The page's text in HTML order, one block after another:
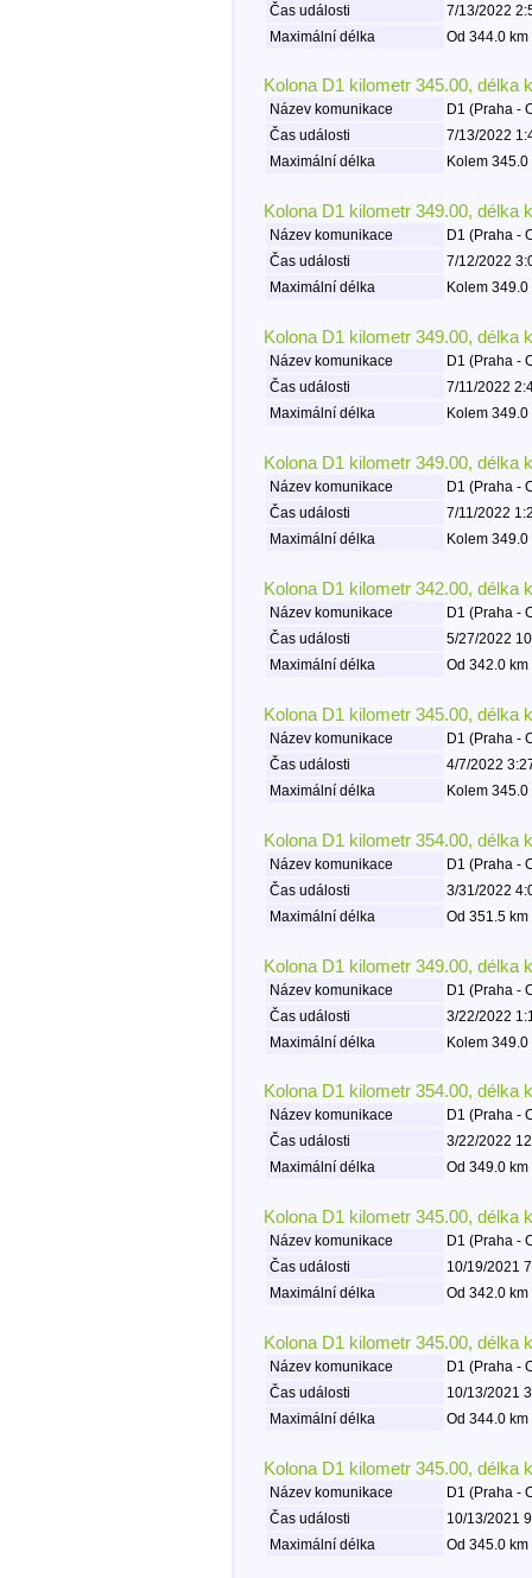
Čas události
7/13/2022
Maximální délka
Od 344.0
Kolona D1 kilometr 345.00, délka
Název komunikace
D1 (Praha -
Čas události
7/13/2022
Maximální délka
Kolem
Kolona D1 kilometr 349.00, délka
Název komunikace
D1 (Praha -
Čas události
7/12/2022
Maximální délka
Kolem
Kolona D1 kilometr 349.00, délka
Název komunikace
D1 (Praha -
Čas události
7/11/2022
Maximální délka
Kolem
Kolona D1 kilometr 349.00, délka
Název komunikace
D1 (Praha -
Čas události
7/11/2022
Maximální délka
Kolem
Kolona D1 kilometr 342.00, délka
Název komunikace
D1 (Praha -
Čas události
5/27/2022
Maximální délka
Od 342.0
Kolona D1 kilometr 345.00, délka
Název komunikace
D1 (Praha -
Čas události
4/7/2022
Maximální délka
Kolem
Kolona D1 kilometr 354.00, délka
Název komunikace
D1 (Praha -
Čas události
3/31/2022
Maximální délka
Od 351.5
Kolona D1 kilometr 349.00, délka
Název komunikace
D1 (Praha -
Čas události
3/22/2022
Maximální délka
Kolem
Kolona D1 kilometr 354.00, délka
Název komunikace
D1 (Praha -
Čas události
3/22/2022
Maximální délka
Od 349.0
Kolona D1 kilometr 345.00, délka
Název komunikace
D1 (Praha -
Čas události
10/19/2021
Maximální délka
Od 342.0
Kolona D1 kilometr 345.00, délka
Název komunikace
D1 (Praha -
Čas události
10/13/2021
Maximální délka
Od 344.0
Kolona D1 kilometr 345.00, délka
Název komunikace
D1 (Praha -
Čas události
10/13/2021
Maximální délka
Od 345.0